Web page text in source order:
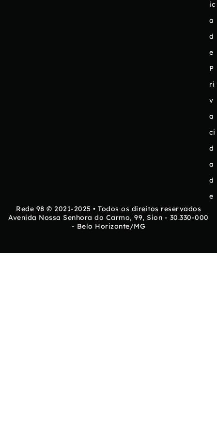
ic
a
d
e
P
ri
v
a
ci
d
a
d
e
Rede 98 © 2021-2025 • Todos os direitos reservados
Avenida Nossa Senhora do Carmo, 99, Sion - 30.330-000
- Belo Horizonte/MG